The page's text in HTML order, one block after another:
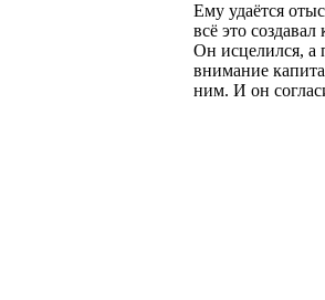
Ему удаётся
всё это
Он исцелился, а
внимание
ним. И он